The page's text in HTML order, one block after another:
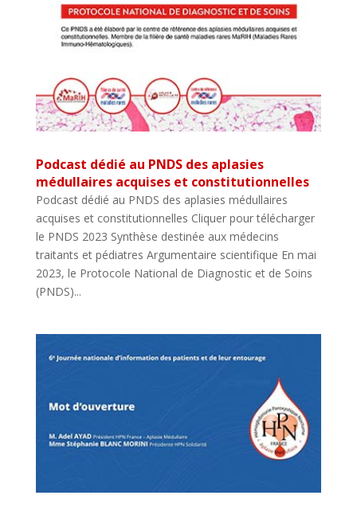
Podcast dédié au PNDS des aplasies
médullaires acquises et constitutionnelles
Podcast dédié au PNDS des aplasies médullaires
acquises et constitutionnelles Cliquer pour télécharger
le PNDS 2023 Synthèse destinée aux médecins
traitants et pédiatres Argumentaire scientifique En mai
2023, le Protocole National de Diagnostic et de Soins
(PNDS)...